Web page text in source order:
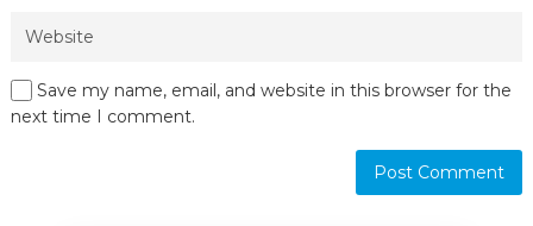
Save my name, email, and website in this browser for the
next time I comment.